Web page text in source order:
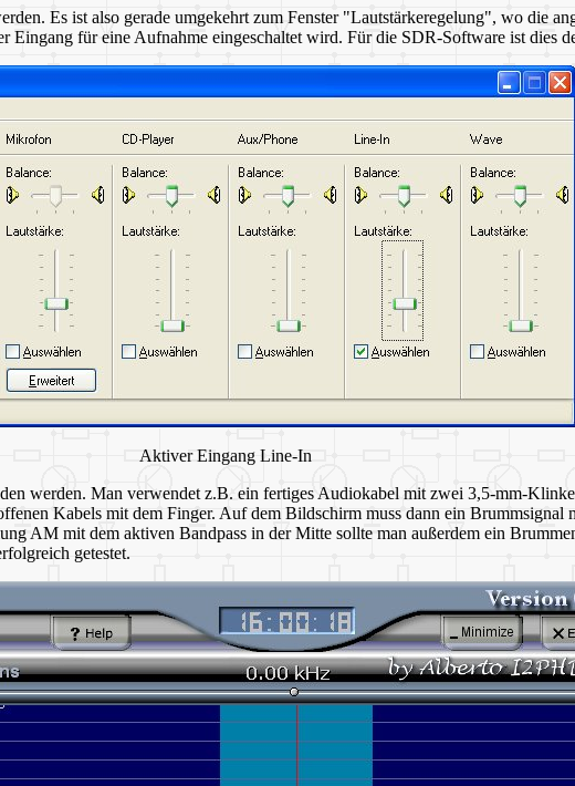
Es ist also gerade umgekehrt zum Fenster "Lautstärkeregelung", wo die
Eingang für eine Aufnahme eingeschaltet wird. Für die SDR-Software ist dies
Aktiver Eingang Line-In
werden. Man verwendet z.B. ein fertiges Audiokabel mit zwei 3,5-mm-
Kabels mit dem Finger. Auf dem Bildschirm muss dann ein Brummsignal
AM mit dem aktiven Bandpass in der Mitte sollte man außerdem ein
getestet.